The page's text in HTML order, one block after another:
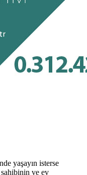
yaşayın isterse
ve ev